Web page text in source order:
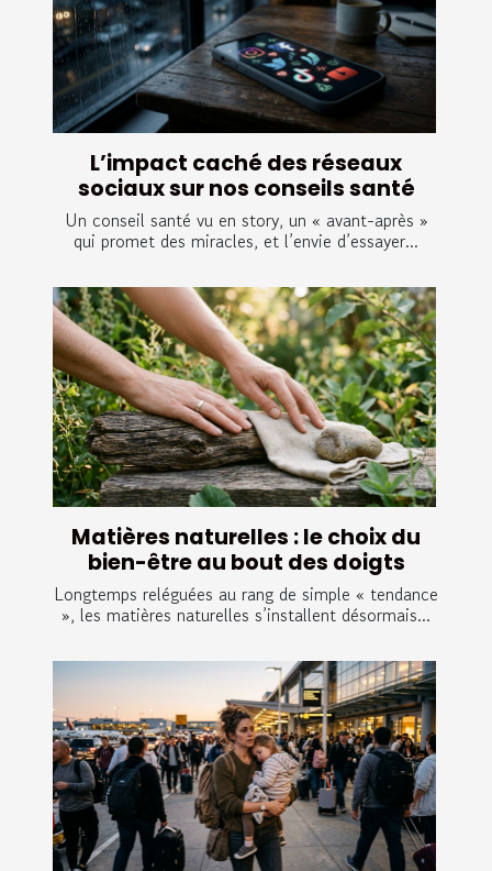
L’impact caché des réseaux
sociaux sur nos conseils santé
Un conseil santé vu en story, un « avant-après »
qui promet des miracles, et l’envie d’essayer...
Matières naturelles : le choix du
bien-être au bout des doigts
Longtemps reléguées au rang de simple « tendance
», les matières naturelles s’installent désormais...